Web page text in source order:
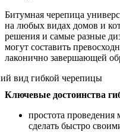
Битумная черепица
на любых видах домов и
решения и самые разные
могут составить
лаконично завершающей
Ключевые достоинства
простота
сделать быстро